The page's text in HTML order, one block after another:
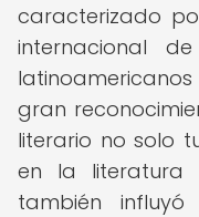
caracterizado
internacional
gran
literario no solo
en la literatura
también